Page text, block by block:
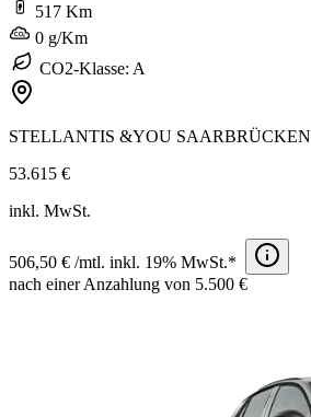
517 Km
0 g/Km
CO2-Klasse: A
STELLANTIS &YOU SAARBRÜCKEN
53.615 €
inkl. MwSt.
506,50 € /mtl. inkl. 19% MwSt.*
nach einer Anzahlung von 5.500 €